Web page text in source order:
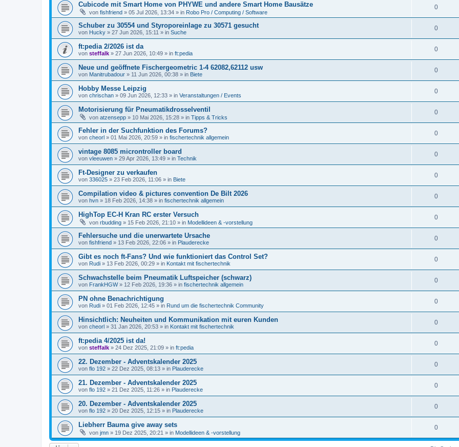
Cubicode mit Smart Home von PHYWE und andere Smart Home Bausätze
von fishfriend » 05 Jul 2026, 13:34 » in Robo Pro / Computing / Software
0
Schuber zu 30554 und Styroporeinlage zu 30571 gesucht
von Hucky » 27 Jun 2026, 15:11 » in Suche
0
ft:pedia 2/2026 ist da
von steffalk » 27 Jun 2026, 10:49 » in ft:pedia
0
Neue und geöffnete Fischergeometric 1-4 62082,62112 usw
von Manitrubadour » 11 Jun 2026, 00:38 » in Biete
0
Hobby Messe Leipzig
von chrischan » 09 Jun 2026, 12:33 » in Veranstaltungen / Events
0
Motorisierung für Pneumatikdrosselventil
von atzensepp » 10 Mai 2026, 15:28 » in Tipps & Tricks
0
Fehler in der Suchfunktion des Forums?
von cheorl » 01 Mai 2026, 20:59 » in fischertechnik allgemein
0
vintage 8085 microntroller board
von vleeuwen » 29 Apr 2026, 13:49 » in Technik
0
Ft-Designer zu verkaufen
von 336025 » 23 Feb 2026, 11:06 » in Biete
0
Compilation video & pictures convention De Bilt 2026
von hvn » 18 Feb 2026, 14:38 » in fischertechnik allgemein
0
HighTop EC-H Kran RC erster Versuch
von rbudding » 15 Feb 2026, 21:10 » in Modellideen & -vorstellung
0
Fehlersuche und die unerwartete Ursache
von fishfriend » 13 Feb 2026, 22:06 » in Plauderecke
0
Gibt es noch ft-Fans? Und wie funktioniert das Control Set?
von Rudi » 13 Feb 2026, 00:29 » in Kontakt mit fischertechnik
0
Schwachstelle beim Pneumatik Luftspeicher (schwarz)
von FrankHGW» 12 Feb 2026, 19:36 » in fischertechnik allgemein
0
PN ohne Benachrichtigung
von Rudi » 01 Feb 2026, 12:45 » in Rund um die fischertechnik Community
0
Hinsichtlich: Neuheiten und Kommunikation mit euren Kunden
von cheorl » 31 Jan 2026, 20:53 » in Kontakt mit fischertechnik
0
ft:pedia 4/2025 ist da!
von steffalk » 24 Dez 2025, 21:09 » in ft:pedia
0
22. Dezember - Adventskalender 2025
von flo 192 » 22 Dez 2025, 08:13 » in Plauderecke
0
21. Dezember - Adventskalender 2025
von flo 192 » 21 Dez 2025, 11:26 » in Plauderecke
0
20. Dezember - Adventskalender 2025
von flo 192 » 20 Dez 2025, 12:15 » in Plauderecke
0
Liebherr Bauma give away sets
von jmn » 19 Dez 2025, 20:21 » in Modellideen & -vorstellung
0